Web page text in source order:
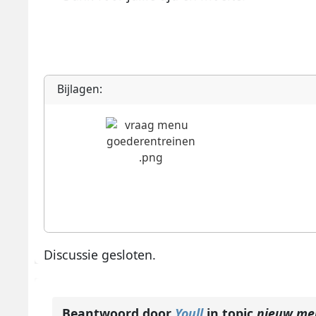
Bijlagen:
Discussie gesloten.